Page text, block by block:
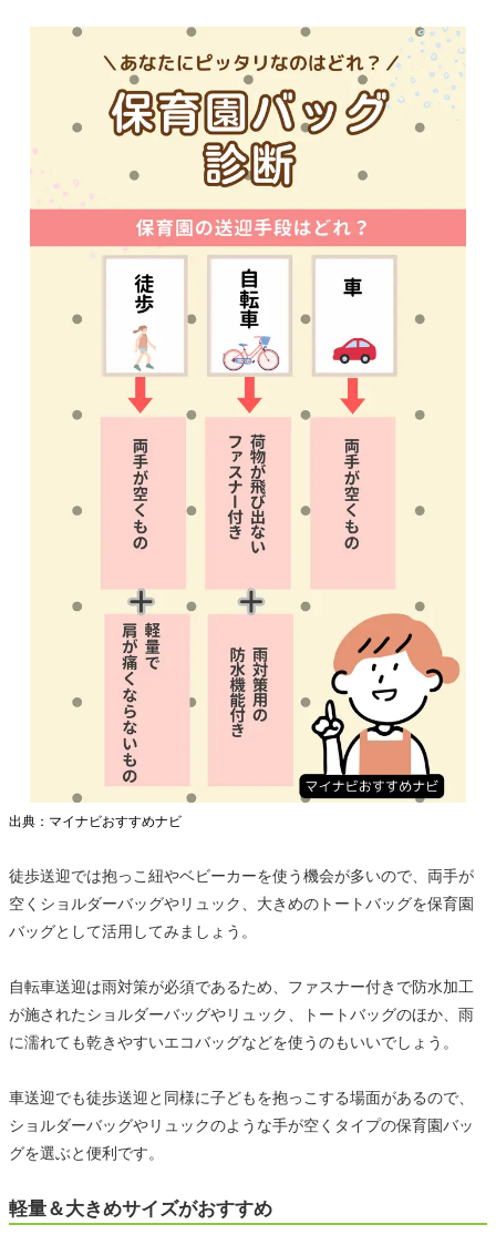
出典：マイナビおすすめナビ
徒歩送迎では抱っこ紐やベビーカーを使う機会が多いので、両手が
空くショルダーバッグやリュック、大きめのトートバッグを保育園
バッグとして活用してみましょう。
自転車送迎は雨対策が必須であるため、ファスナー付きで防水加工
が施されたショルダーバッグやリュック、トートバッグのほか、雨
に濡れても乾きやすいエコバッグなどを使うのもいいでしょう。
車送迎でも徒歩送迎と同様に子どもを抱っこする場面があるので、
ショルダーバッグやリュックのような手が空くタイプの保育園バッ
グを選ぶと便利です。
軽量＆大きめサイズがおすすめ